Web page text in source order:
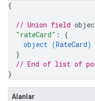
{
// Union field
"rateCard" : {
object (RateCard)
}
// End of list of
}
Alanlar